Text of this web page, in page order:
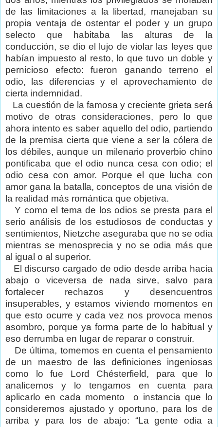
de las limitaciones a la libertad, manejaban su
propia ventaja de ostentar el poder y un grupo
selecto que habitaba las alturas de la
conducción, se dio el lujo de violar las leyes que
habían impuesto al resto, lo que tuvo un doble y
pernicioso efecto: fueron ganando terreno el
odio, las diferencias y el aprovechamiento de
cierta indemnidad.
La cuestión de la famosa y creciente grieta será
motivo de otras consideraciones, pero lo que
ahora intento es saber aquello del odio, partiendo
de la premisa cierta que viene a ser la cólera de
los débiles, aunque un milenario proverbio chino
pontificaba que el odio nunca cesa con odio; el
odio cesa con amor. Porque el que lucha con
amor gana la batalla, conceptos de una visión de
la realidad más romántica que objetiva.
Y como el tema de los odios se presta para el
serio análisis de los estudiosos de conductas y
sentimientos, Nietzche aseguraba que no se odia
mientras se menosprecia y no se odia más que
al igual o al superior.
El discurso cargado de odio desde arriba hacia
abajo o viceversa de nada sirve, salvo para
fortalecer rechazos y desencuentros
insuperables, y estamos viviendo momentos en
que esto ocurre y cada vez nos provoca menos
asombro, porque ya forma parte de lo habitual y
eso derrumba en lugar de reparar o construir.
De última, tomemos en cuenta el pensamiento
de un maestro de las definiciones ingeniosas
como lo fue Lord Chésterfield, para que lo
analicemos y lo tengamos en cuenta para
aplicarlo en cada momento
o instancia que lo
consideremos ajustado y oportuno, para los de
arriba y para los de abajo: “La gente odia a